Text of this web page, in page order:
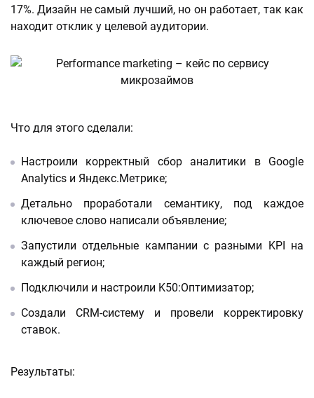
17%. Дизайн не самый лучший, но он работает, так как
находит отклик у целевой аудитории.
Что для этого сделали:
Настроили корректный сбор аналитики в Google
Analytics и Яндекс.Метрике;
Детально проработали семантику, под каждое
ключевое слово написали объявление;
Запустили отдельные кампании с разными KPI на
каждый регион;
Подключили и настроили K50:Оптимизатор;
Создали CRM-систему и провели корректировку
ставок.
Результаты: